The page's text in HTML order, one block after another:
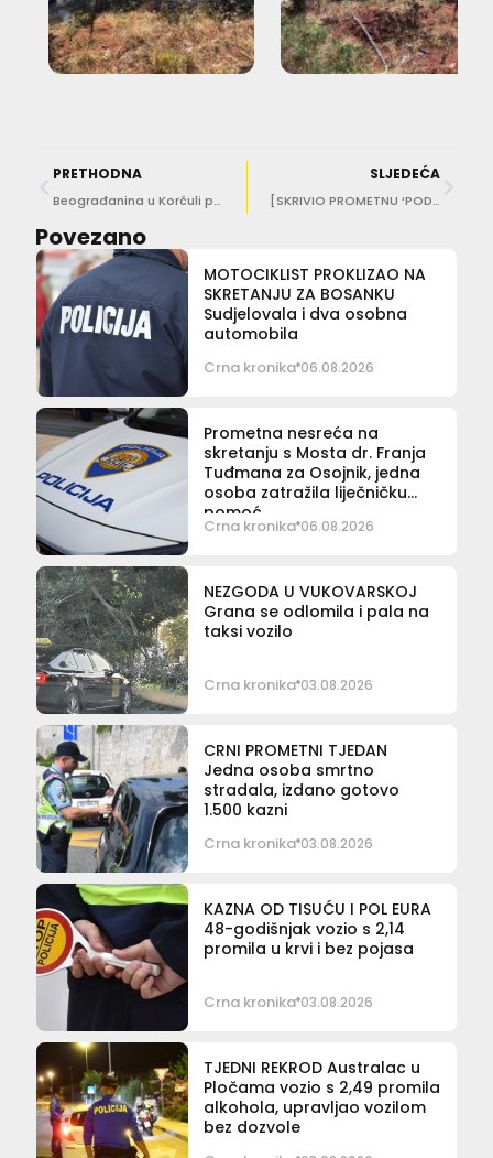
PRETHODNA
Beograđanina u Korčuli pretukla četvorica muškaraca
SLJEDEĆA
[SKRIVIO PROMETNU ‘POD GASOM’] Kazna od 15 tisuća kuna izrečena na Šipanu
Povezano
MOTOCIKLIST PROKLIZAO NA
SKRETANJU ZA BOSANKU
Sudjelovala i dva osobna
automobila
Crna kronika 06.08.2026
Prometna nesreća na
skretanju s Mosta dr. Franja
Tuđmana za Osojnik, jedna
osoba zatražila liječničku
pomoć
Crna kronika 06.08.2026
NEZGODA U VUKOVARSKOJ
Grana se odlomila i pala na
taksi vozilo
Crna kronika 03.08.2026
CRNI PROMETNI TJEDAN
Jedna osoba smrtno
stradala, izdano gotovo
1.500 kazni
Crna kronika 03.08.2026
KAZNA OD TISUĆU I POL EURA
48-godišnjak vozio s 2,14
promila u krvi i bez pojasa
Crna kronika 03.08.2026
TJEDNI REKROD Australac u
Pločama vozio s 2,49 promila
alkohola, upravljao vozilom
bez dozvole